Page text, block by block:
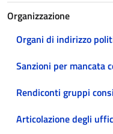
Organizzazione
Organi di indirizzo
Sanzioni per mancata
Rendiconti gruppi
Articolazione degli